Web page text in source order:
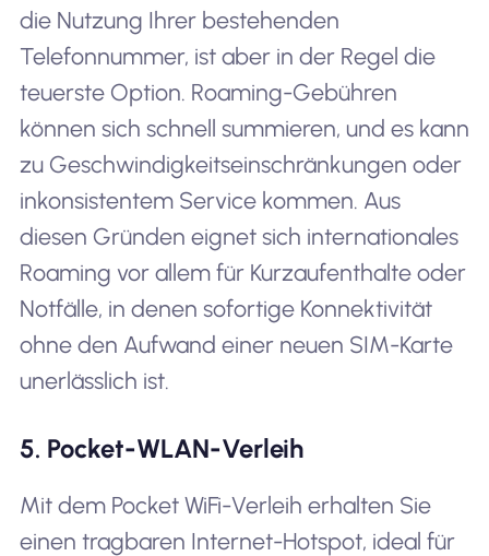
die Nutzung Ihrer bestehenden
Telefonnummer, ist aber in der Regel die
teuerste Option. Roaming-Gebühren
können sich schnell summieren, und es kann
zu Geschwindigkeitseinschränkungen oder
inkonsistentem Service kommen. Aus
diesen Gründen eignet sich internationales
Roaming vor allem für Kurzaufenthalte oder
Notfälle, in denen sofortige Konnektivität
ohne den Aufwand einer neuen SIM-Karte
unerlässlich ist.
5. Pocket-WLAN-Verleih
Mit dem Pocket WiFi-Verleih erhalten Sie
einen tragbaren Internet-Hotspot, ideal für